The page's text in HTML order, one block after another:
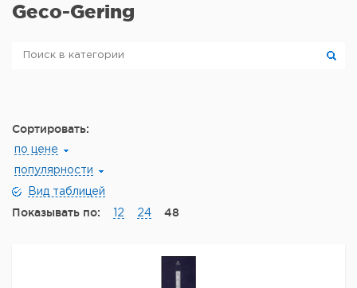
Geco-Gering
Сортировать:
по цене
популярности
Вид таблицей
Показывать по: 12 24 48